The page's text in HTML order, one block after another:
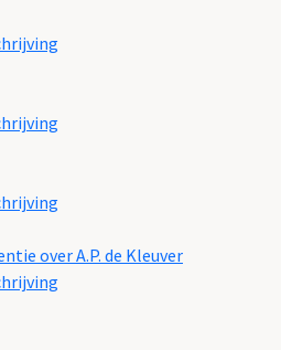
over A.P. de Kleuver